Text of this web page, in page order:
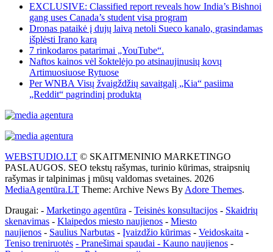
EXCLUSIVE: Classified report reveals how India’s Bishnoi
gang uses Canada’s student visa program
Dronas pataikė į dujų laivą netoli Sueco kanalo, grasindamas
išplėsti Irano karą
7 rinkodaros patarimai „YouTube“.
Naftos kainos vėl šoktelėjo po atsinaujinusių kovų
Artimuosiuose Rytuose
Per WNBA Visų žvaigždžių savaitgalį „Kia“ pasiima
„Reddit“ pagrindinį produktą
WEBSTUDIO.LT © SKAITMENINIO MARKETINGO
PASLAUGOS. SEO tekstų rašymas, turinio kūrimas, straipsnių
rašymas ir talpinimas į mūsų valdomas svetaines. 2026
MediaAgentūra.LT Theme: Archive News By Adore Themes.
Draugai: - Marketingo agentūra - Teisinės konsultacijos - Skaidrių
skenavimas - Klaipedos miesto naujienos - Miesto
naujienos - Saulius Narbutas - Įvaizdžio kūrimas - Veidoskaita -
Teniso treniruotės - Pranešimai spaudai - Kauno naujienos -